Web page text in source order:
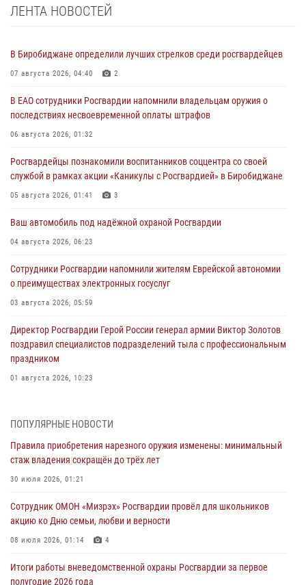
ЛЕНТА НОВОСТЕЙ
В Биробиджане определили лучших стрелков среди росгвардейцев
07 августа 2026, 04:40 2
В ЕАО сотрудники Росгвардии напомнили владельцам оружия о
последствиях несвоевременной оплаты штрафов
06 августа 2026, 01:32
Росгвардейцы познакомили воспитанников соццентра со своей
службой в рамках акции «Каникулы с Росгвардией» в Биробиджане
05 августа 2026, 01:41 3
Ваш автомобиль под надёжной охраной Росгвардии
04 августа 2026, 06:23
Сотрудники Росгвардии напомнили жителям Еврейской автономии
о преимуществах электронных госуслуг
03 августа 2026, 05:59
Директор Росгвардии Герой России генерал армии Виктор Золотов
поздравил специалистов подразделений тыла с профессиональным
праздником
01 августа 2026, 10:23
Российской Федерации
В Росгвардии вспоминают российских воинов, погибших в Первой
мировой войне 1914-1918 годов
Внесены изменения в правила проведения контрольного отстрела
гражданского оружия
ПОПУЛЯРНЫЕ НОВОСТИ
Правила приобретения нарезного оружия изменены: минимальный
стаж владения сокращён до трёх лет
30 июля 2026, 01:21
Сотрудник ОМОН «Мизрэх» Росгвардии провёл для школьников
акцию ко Дню семьи, любви и верности
08 июля 2026, 01:14 4
Итоги работы вневедомственной охраны Росгвардии за первое
полугодие 2026 года